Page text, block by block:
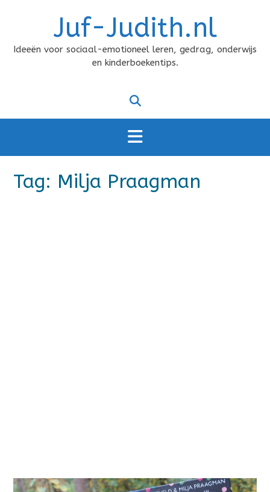
Juf-Judith.nl
Ideeën voor sociaal-emotioneel leren, gedrag, onderwijs
en kinderboekentips.
Tag: Milja Praagman